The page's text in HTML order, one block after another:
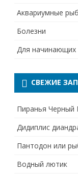
Аквариумные
Болезни
Для начинающих
СВЕЖИЕ
Пиранья Черный
Дидиплис
Пантодон или
Водный лютик